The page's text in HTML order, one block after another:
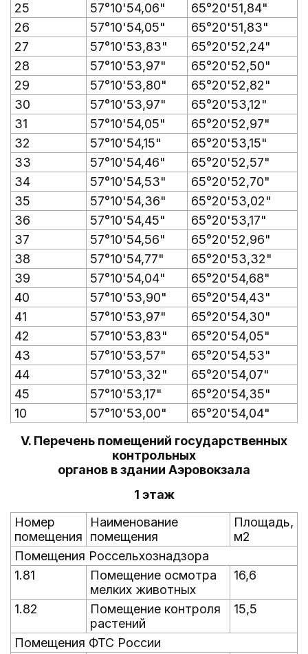
25
57°10'54,06"
65°20'51,84"
26
57°10'54,05"
65°20'51,83"
27
57°10'53,83"
65°20'52,24"
28
57°10'53,97"
65°20'52,50"
29
57°10'53,80"
65°20'52,82"
30
57°10'53,97"
65°20'53,12"
31
57°10'54,05"
65°20'52,97"
32
57°10'54,15"
65°20'53,15"
33
57°10'54,46"
65°20'52,57"
34
57°10'54,53"
65°20'52,70"
35
57°10'54,36"
65°20'53,02"
36
57°10'54,45"
65°20'53,17"
37
57°10'54,56"
65°20'52,96"
38
57°10'54,77"
65°20'53,32"
39
57°10'54,04"
65°20'54,68"
40
57°10'53,90"
65°20'54,43"
41
57°10'53,97"
65°20'54,30"
42
57°10'53,83"
65°20'54,05"
43
57°10'53,57"
65°20'54,53"
44
57°10'53,32"
65°20'54,07"
45
57°10'53,17"
65°20'54,35"
10
57°10'53,00"
65°20'54,04"
V. Перечень помещений государственных
контрольных
органов в здании Аэровокзала
1 этаж
Номер
помещения
Наименование
помещения
Площадь,
м2
Помещения Россельхознадзора
1.81
Помещение осмотра
мелких животных
16,6
1.82
Помещение контроля
растений
15,5
Помещения ФТС России